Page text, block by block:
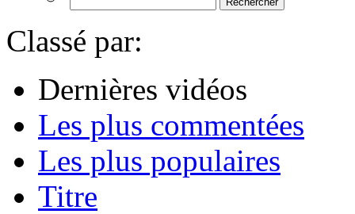
Classé par:
Dernières vidéos
Les plus commentées
Les plus populaires
Titre